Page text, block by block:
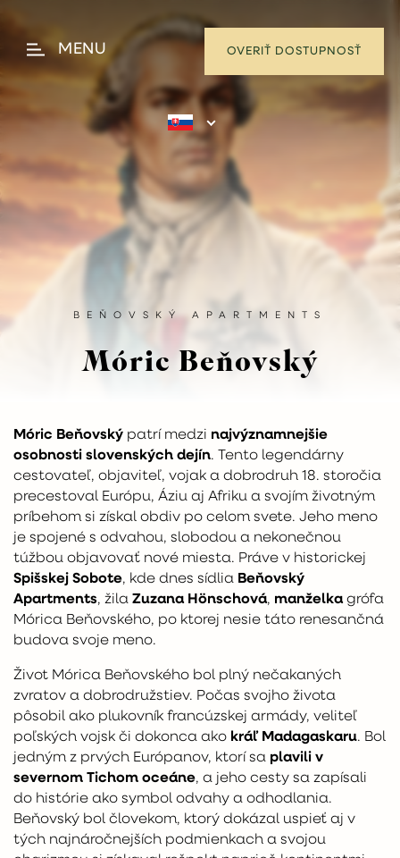
MENU OVERIŤ DOSTUPNOSŤ
P
A
T
M
Á
N
Y
BEŇOVSKÝ APARTMENTS
Móric Beňovský
Móric Beňovský patrí medzi najvýznamnejšie
osobnosti slovenských dejín. Tento legendárny
cestovateľ, objaviteľ, vojak a dobrodruh 18. storočia
precestoval Európu, Áziu aj Afriku a svojím životným
príbehom si získal obdiv po celom svete. Jeho meno
je spojené s odvahou, slobodou a nekonečnou
túžbou objavovať nové miesta. Práve v historickej
Spišskej Sobote, kde dnes sídlia Beňovský
Apartments, žila Zuzana Hönschová, manželka grófa
Mórica Beňovského, po ktorej nesie táto renesančná
budova svoje meno.
Život Mórica Beňovského bol plný nečakaných
zvratov a dobrodružstiev. Počas svojho života
pôsobil ako plukovník francúzskej armády, veliteľ
poľských vojsk či dokonca ako kráľ Madagaskaru. Bol
jedným z prvých Európanov, ktorí sa plavili v
severnom Tichom oceáne, a jeho cesty sa zapísali
do histórie ako symbol odvahy a odhodlania.
Beňovský bol človekom, ktorý dokázal uspieť aj v
tých najnáročnejších podmienkach a svojou